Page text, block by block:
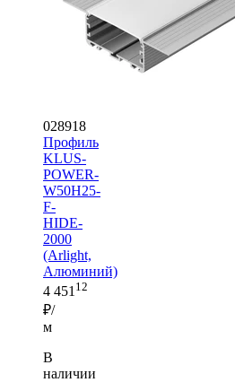
028918
Профиль
KLUS-
POWER-
W50H25-
F-
HIDE-
2000
(Arlight,
Алюминий)
4 451 12
₽/
м
В
наличии